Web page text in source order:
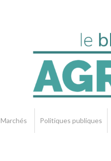
Marchés Politiques publiques